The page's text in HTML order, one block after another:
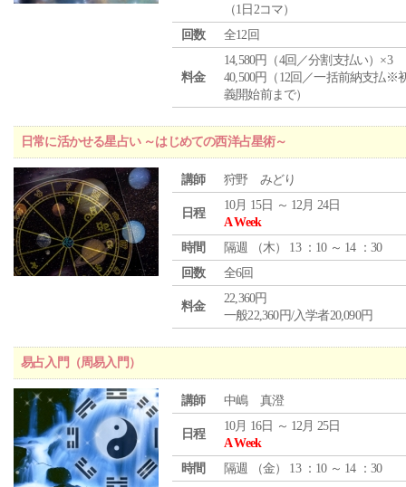
（1日2コマ）
回数
全12回
料金
14,580円（4回／分割支払い）×3
40,500円（12回／一括前納支払※
義開始前まで）
日常に活かせる星占い ～はじめての西洋占星術～
講師 狩野 みどり
日程
10月 15日 ～ 12月 24日
A Week
時間
隔週 （木） 13 ：10 ～ 14 ：30
回数
全6回
料金
22,360円
一般22,360円/入学者20,090円
易占入門（周易入門）
講師 中嶋 真澄
日程
10月 16日 ～ 12月 25日
A Week
時間
隔週 （金） 13 ：10 ～ 14 ：30